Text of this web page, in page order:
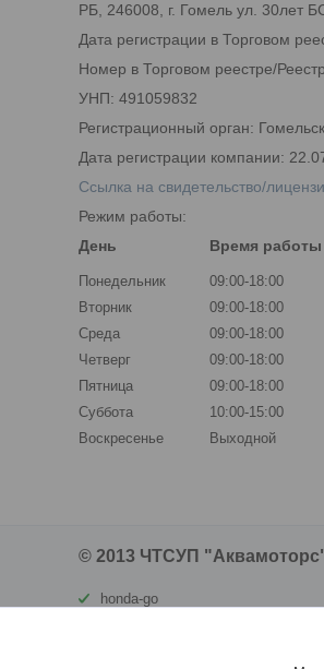
РБ, 246008, г. Гомель ул. 30лет
Дата регистрации в Торговом
Номер в Торговом реестре/
УНП: 491059832
Регистрационный орган:
Дата регистрации компании:
Ссылка на свидетельство/
Режим работы:
День
Время работы
Понедельник
09:00-18:00
Вторник
09:00-18:00
Среда
09:00-18:00
Четверг
09:00-18:00
Пятница
09:00-18:00
Суббота
10:00-15:00
Воскресенье
Выходной
© 2013 ЧТСУП
honda-go